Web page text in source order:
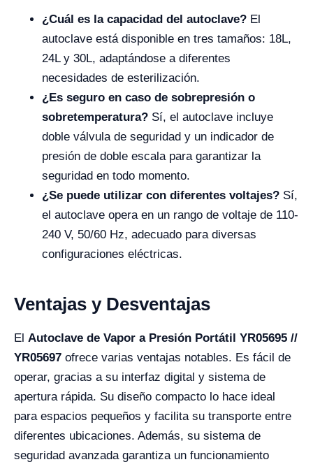
¿Cuál es la capacidad del autoclave? El
autoclave está disponible en tres tamaños: 18L,
24L y 30L, adaptándose a diferentes
necesidades de esterilización.
¿Es seguro en caso de sobrepresión o
sobretemperatura? Sí, el autoclave incluye
doble válvula de seguridad y un indicador de
presión de doble escala para garantizar la
seguridad en todo momento.
¿Se puede utilizar con diferentes voltajes? Sí,
el autoclave opera en un rango de voltaje de 110-
240 V, 50/60 Hz, adecuado para diversas
configuraciones eléctricas.
Ventajas y Desventajas
El Autoclave de Vapor a Presión Portátil YR05695 //
YR05697 ofrece varias ventajas notables. Es fácil de
operar, gracias a su interfaz digital y sistema de
apertura rápida. Su diseño compacto lo hace ideal
para espacios pequeños y facilita su transporte entre
diferentes ubicaciones. Además, su sistema de
seguridad avanzada garantiza un funcionamiento